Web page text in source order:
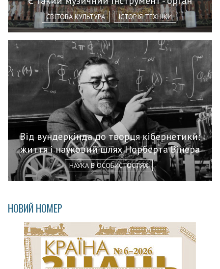
СВІТОВА КУЛЬТУРА ІСТОРІЯ ТЕХНІКИ
Від вундеркінда до творця кібернетики:
життя і науковий шлях Норберта Вінера
НАУКА В ОСОБИСТОСТЯХ
НОВИЙ НОМЕР